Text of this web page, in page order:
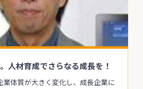
人材育成でさらなる成長を！
業体質が大きく変化し、成長企業に